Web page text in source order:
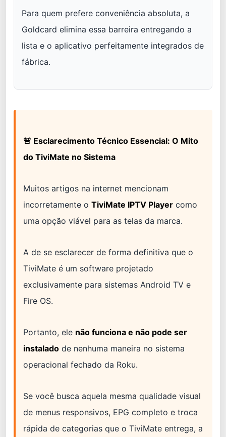
Para quem prefere conveniência absoluta, a
Goldcard elimina essa barreira entregando a
lista e o aplicativo perfeitamente integrados de
fábrica.
🚨 Esclarecimento Técnico Essencial: O Mito
do TiviMate no Sistema
Muitos artigos na internet mencionam
incorretamente o TiviMate IPTV Player como
uma opção viável para as telas da marca.
A de se esclarecer de forma definitiva que o
TiviMate é um software projetado
exclusivamente para sistemas Android TV e
Fire OS.
Portanto, ele não funciona e não pode ser
instalado de nenhuma maneira no sistema
operacional fechado da Roku.
Se você busca aquela mesma qualidade visual
de menus responsivos, EPG completo e troca
rápida de categorias que o TiviMate entrega, a